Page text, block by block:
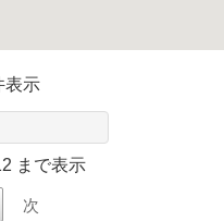
表示
まで表示
次